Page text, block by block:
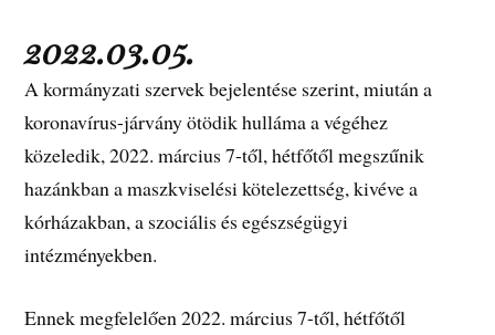
2022.03.05.
A kormányzati szervek bejelentése szerint, miután a
koronavírus-járvány ötödik hulláma a végéhez
közeledik, 2022. március 7-től, hétfőtől megszűnik
hazánkban a maszkviselési kötelezettség, kivéve a
kórházakban, a szociális és egészségügyi
intézményekben.
Ennek megfelelően 2022. március 7-től, hétfőtől